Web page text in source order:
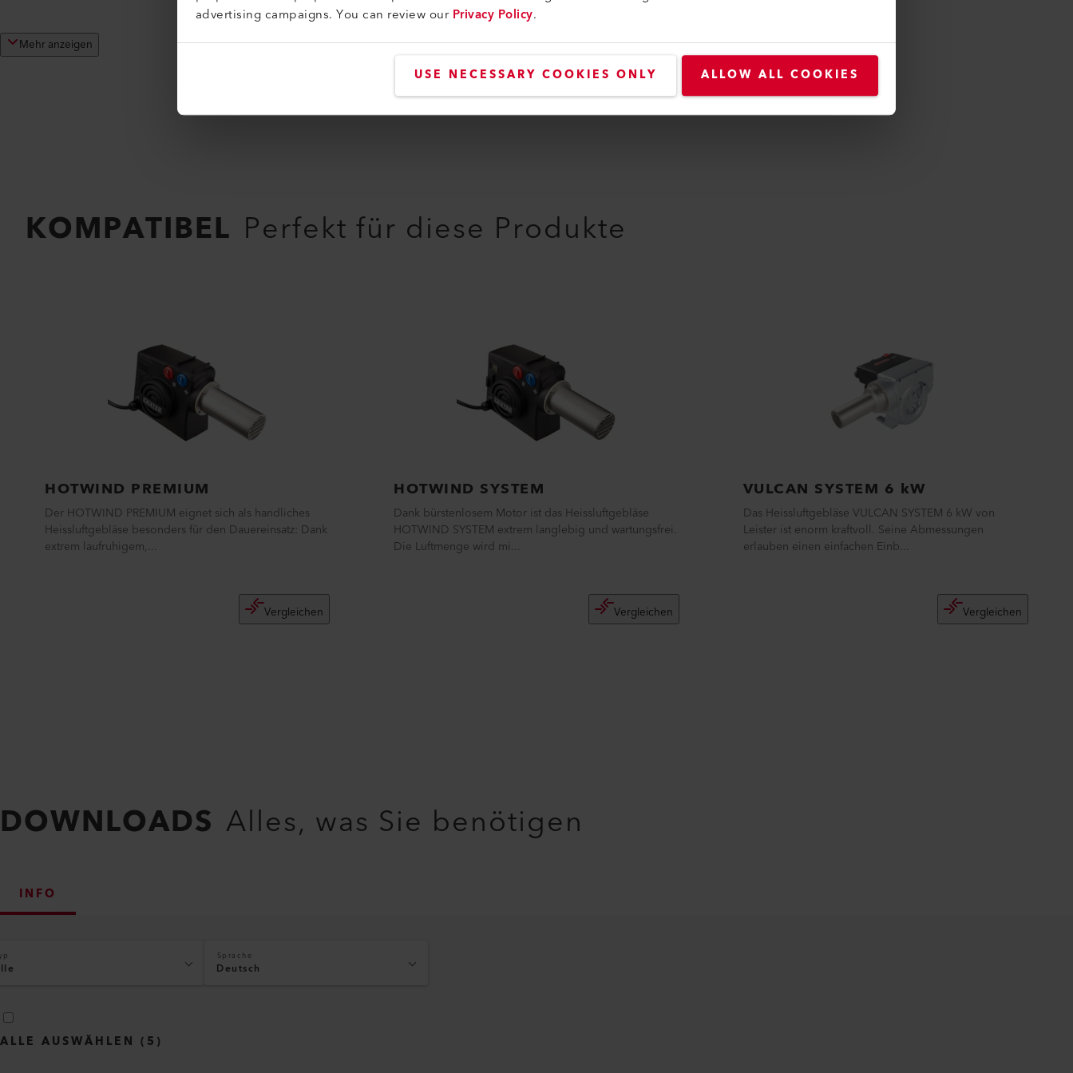
advertising campaigns. You can review ourPrivacy Policy.
USE NECESSARY COOKIES ONLY ALLOW ALL COOKIES
Mehr anzeigen
KOMPATIBEL Perfekt für diese Produkte
HOTWIND PREMIUM
Der HOTWIND PREMIUM eignet sich als handliches
Heissluftgebläse besonders für den Dauereinsatz: Dank
extrem laufruhigem,...
Vergleichen
HOTWIND SYSTEM
Dank bürstenlosem Motor ist das Heissluftgebläse
HOTWIND SYSTEM extrem langlebig und wartungsfrei.
Die Luftmenge wird mi...
Vergleichen
VULCAN SYSTEM 6 kW
Das Heissluftgebläse VULCAN SYSTEM 6 kW von
Leister ist enorm kraftvoll. Seine Abmessungen
erlauben einen einfachen Einb...
Vergleichen
DOWNLOADS Alles, was Sie benötigen
INFO
Sprache
Deutsch
ALLE AUSWÄHLEN ( 5 )